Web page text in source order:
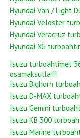
Hyundai Van / Light
Hyundai Veloster
Hyundai Veracruz
Hyundai XG
Isuzu turboahtimet
osamaksulla!!!
Isuzu Bighorn
Isuzu D-MAX
Isuzu Gemini
Isuzu KB 300
Isuzu Marine